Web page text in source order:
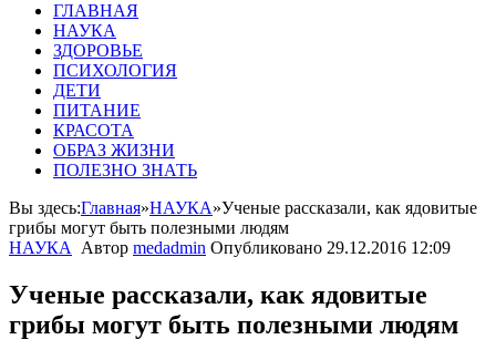
ГЛАВНАЯ
НАУКА
ЗДОРОВЬЕ
ПСИХОЛОГИЯ
ДЕТИ
ПИТАНИЕ
КРАСОТА
ОБРАЗ ЖИЗНИ
ПОЛЕЗНО ЗНАТЬ
Вы здесь:Главная»НАУКА»Ученые рассказали, как ядовитые
грибы могут быть полезными людям
НАУКА
Автор medadmin Опубликовано 29.12.2016 12:09
Ученые рассказали, как ядовитые
грибы могут быть полезными людям